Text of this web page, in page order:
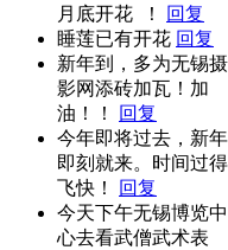
月底开花 ！
回复
睡莲已有开花 回复
新年到，多为无锡摄
影网添砖加瓦！加
油！！
回复
今年即将过去，新年
即刻就来。时间过得
飞快！
回复
今天下午无锡博览中
心去看武僧武术表